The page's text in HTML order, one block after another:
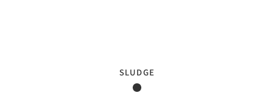
SLUDGE